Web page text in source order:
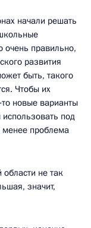
начали решать
очень правильно,
развития
быть, такого
Чтобы их
новые варианты
под
проблема
не так
значит,